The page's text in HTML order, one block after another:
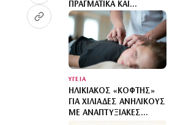
ΠΡΑΓΜΑΤΙΚΆ ΚΑΙ
ΜΆΛΛΟΝ ΔΕΝ ΕΊΝΑΙ
ΑΥΤΟΊ ΠΟΥ ΝΟΜΊΖΕΤΕ
ΥΓΕΙΑ
ΗΛΙΚΙΑΚΌΣ «ΚΌΦΤΗΣ»
ΓΙΑ ΧΙΛΙΆΔΕΣ ΑΝΉΛΙΚΟΥΣ
ΜΕ ΑΝΑΠΤΥΞΙΑΚΈΣ